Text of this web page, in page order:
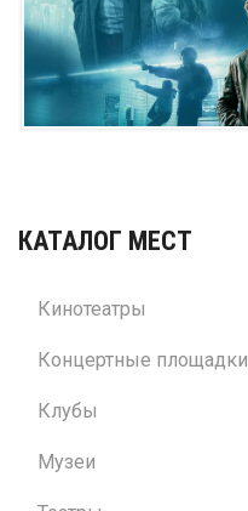
КАТАЛОГ МЕСТ
Кинотеатры
Концертные площадки
Клубы
Музеи